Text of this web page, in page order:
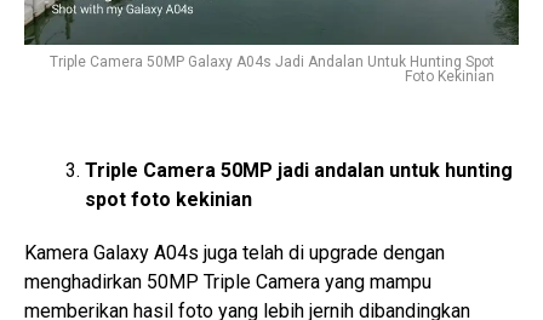
Triple Camera 50MP Galaxy A04s Jadi Andalan Untuk Hunting Spot
Foto Kekinian
Triple Camera 50MP jadi andalan untuk hunting
spot foto kekinian
Kamera Galaxy A04s juga telah di upgrade dengan
menghadirkan 50MP Triple Camera yang mampu
memberikan hasil foto yang lebih jernih dibandingkan